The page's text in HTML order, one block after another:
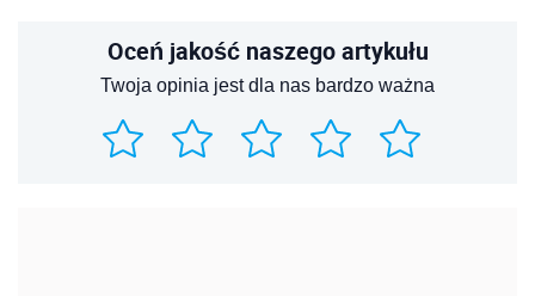
Oceń jakość naszego artykułu
Twoja opinia jest dla nas bardzo ważna